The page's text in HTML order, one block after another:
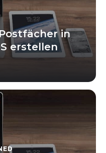
in
erstellen